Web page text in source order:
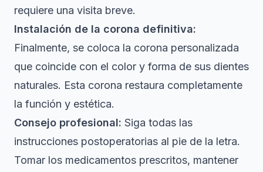
requiere una visita breve.
Instalación de la corona definitiva:
Finalmente, se coloca la corona personalizada
que coincide con el color y forma de sus dientes
naturales. Esta corona restaura completamente
la función y estética.
Consejo profesional: Siga todas las
instrucciones postoperatorias al pie de la letra.
Tomar los medicamentos prescritos, mantener